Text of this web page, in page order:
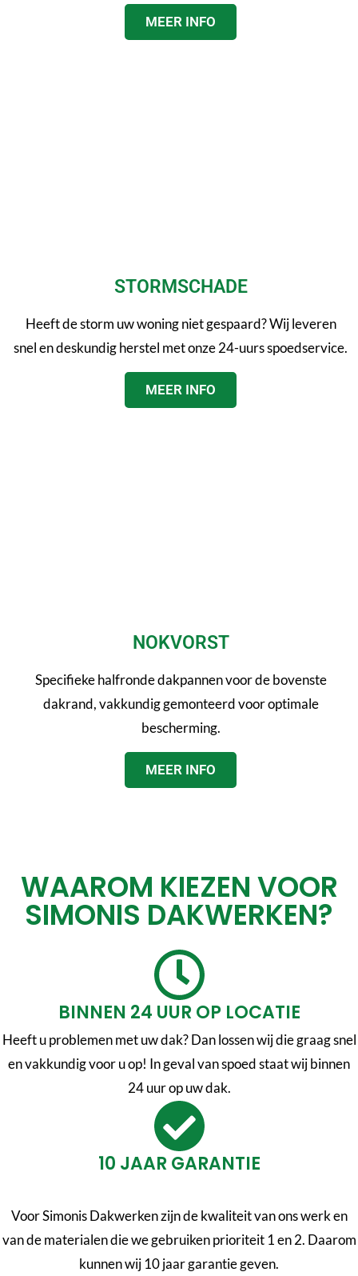
MEER INFO
STORMSCHADE
Heeft de storm uw woning niet gespaard? Wij leveren
snel en deskundig herstel met onze 24-uurs spoedservice.
MEER INFO
NOKVORST
Specifieke halfronde dakpannen voor de bovenste
dakrand, vakkundig gemonteerd voor optimale
bescherming.
MEER INFO
WAAROM KIEZEN VOOR
SIMONIS DAKWERKEN?
BINNEN 24 UUR OP LOCATIE
Heeft u problemen met uw dak? Dan lossen wij die graag snel
en vakkundig voor u op! In geval van spoed staat wij binnen
24 uur op uw dak.
10 JAAR GARANTIE
Voor Simonis Dakwerken zijn de kwaliteit van ons werk en
van de materialen die we gebruiken prioriteit 1 en 2. Daarom
kunnen wij 10 jaar garantie geven.